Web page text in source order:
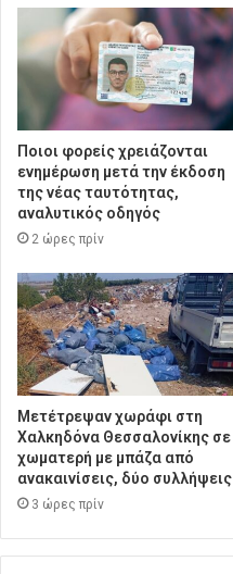
Ποιοι φορείς χρειάζονται
ενημέρωση μετά την έκδοση
της νέας ταυτότητας,
αναλυτικός οδηγός
2 ώρες πρίν
Μετέτρεψαν χωράφι στη
Χαλκηδόνα Θεσσαλονίκης σε
χωματερή με μπάζα από
ανακαινίσεις, δύο συλλήψεις
3 ώρες πρίν